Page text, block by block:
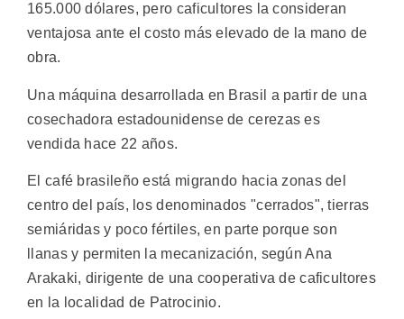
165.000 dólares, pero caficultores la consideran
ventajosa ante el costo más elevado de la mano de
obra.
Una máquina desarrollada en Brasil a partir de una
cosechadora estadounidense de cerezas es
vendida hace 22 años.
El café brasileño está migrando hacia zonas del
centro del país, los denominados "cerrados", tierras
semiáridas y poco fértiles, en parte porque son
llanas y permiten la mecanización, según Ana
Arakaki, dirigente de una cooperativa de caficultores
en la localidad de Patrocinio.